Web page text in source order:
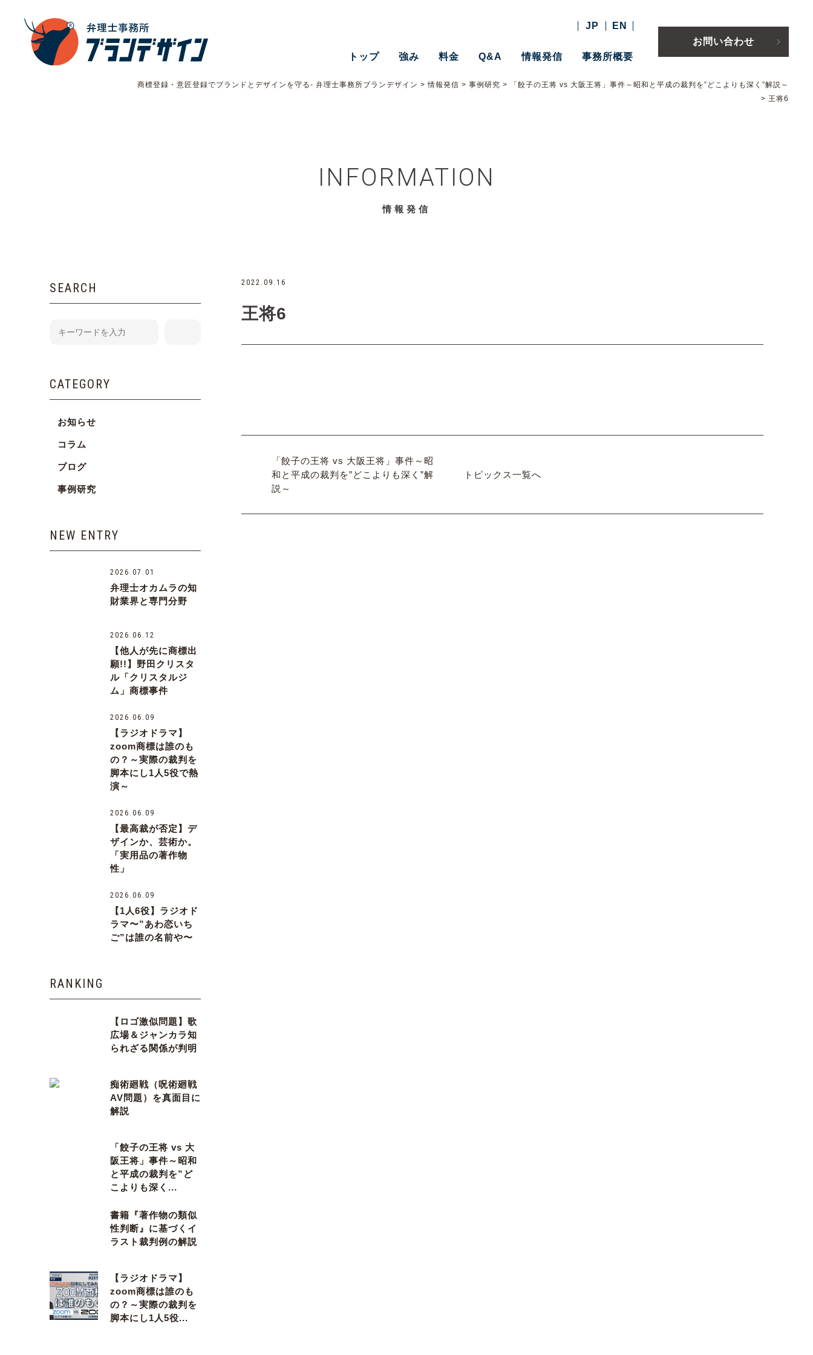
JP EN
トップ 強み 料金 Q&A 情報発信 事務所概要
お問い合わせ
商標登録・意匠登録でブランドとデザインを守る- 弁理士事務所ブランデザイン >情報発信 > 事例研究 >
「餃子の王将 vs 大阪王将」事件～昭和と平成の裁判を”どこよりも深く”解説～
> 王将6
INFORMATION
情報発信
2022.09.16
王将6
「餃子の王将 vs 大阪王将」事件～昭
和と平成の裁判を”どこよりも深く”解
説～
トピックス一覧へ
SEARCH
CATEGORY
お知らせ
コラム
ブログ
事例研究
NEW ENTRY
2026.07.01
弁理士オカムラの知
財業界と専門分野
2026.06.12
【他人が先に商標出
願!!】野田クリスタ
ル「クリスタルジ
ム」商標事件
2026.06.09
【ラジオドラマ】
zoom商標は誰のも
の？～実際の裁判を
脚本にし1人5役で熱
演～
2026.06.09
【最高裁が否定】デ
ザインか、芸術か。
「実用品の著作物
性」
2026.06.09
【1人6役】ラジオド
ラマ〜”あわ恋いち
ご”は誰の名前や〜
RANKING
【ロゴ激似問題】歌
広場＆ジャンカラ知
られざる関係が判明
痴術廻戦（呪術廻戦
AV問題）を真面目に
解説
「餃子の王将 vs 大
阪王将」事件～昭和
と平成の裁判を”ど
こよりも深く...
書籍『著作物の類似
性判断』に基づくイ
ラスト裁判例の解説
【ラジオドラマ】
zoom商標は誰のも
の？～実際の裁判を
脚本にし1人5役...